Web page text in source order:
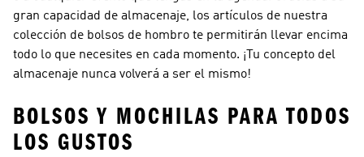
gran capacidad de almacenaje, los artículos de nuestra
colección de bolsos de hombro te permitirán llevar encima
todo lo que necesites en cada momento. ¡Tu concepto del
almacenaje nunca volverá a ser el mismo!
BOLSOS Y MOCHILAS PARA TODOS
LOS GUSTOS